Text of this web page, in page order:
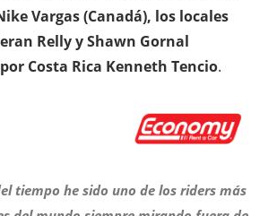
Vargas (Canadá), los locales
Relly y Shawn Gornal
Costa Rica Kenneth Tencio.
tiempo he sido uno de los riders más